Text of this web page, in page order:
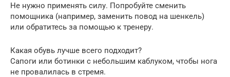
Не нужно применять силу. Попробуйте сменить
помощника (например, заменить повод на шенкель)
или обратитесь за помощью к тренеру.
Какая обувь лучше всего подходит?
Сапоги или ботинки с небольшим каблуком, чтобы нога
не провалилась в стремя.